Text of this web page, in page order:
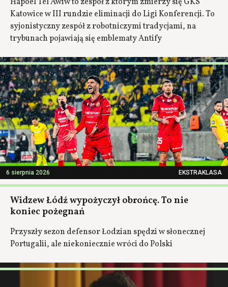
Katowice w III rundzie eliminacji do Ligi Konferencji. To
syjonistyczny zespół z robotniczymi tradycjami, na
trybunach pojawiają się emblematy Antify
6 sierpnia 2026 EKSTRAKLASA
Widzew Łódź wypożyczył obrońcę. To nie
koniec pożegnań
Przyszły sezon defensor Łodzian spędzi w słonecznej
Portugalii, ale niekoniecznie wróci do Polski